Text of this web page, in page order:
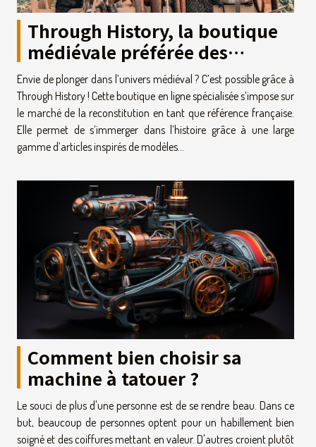
Through History, la boutique
médiévale préférée des
Français !
Envie de plonger dans l’univers médiéval ? C’est possible grâce à
Through History ! Cette boutique en ligne spécialisée s’impose sur
le marché de la reconstitution en tant que référence française.
Elle permet de s’immerger dans l’histoire grâce à une large
gamme d’articles inspirés de modèles...
Comment bien choisir sa
machine à tatouer ?
Le souci de plus d'une personne est de se rendre beau. Dans ce
but, beaucoup de personnes optent pour un habillement bien
soigné et des coiffures mettant en valeur. D'autres croient plutôt